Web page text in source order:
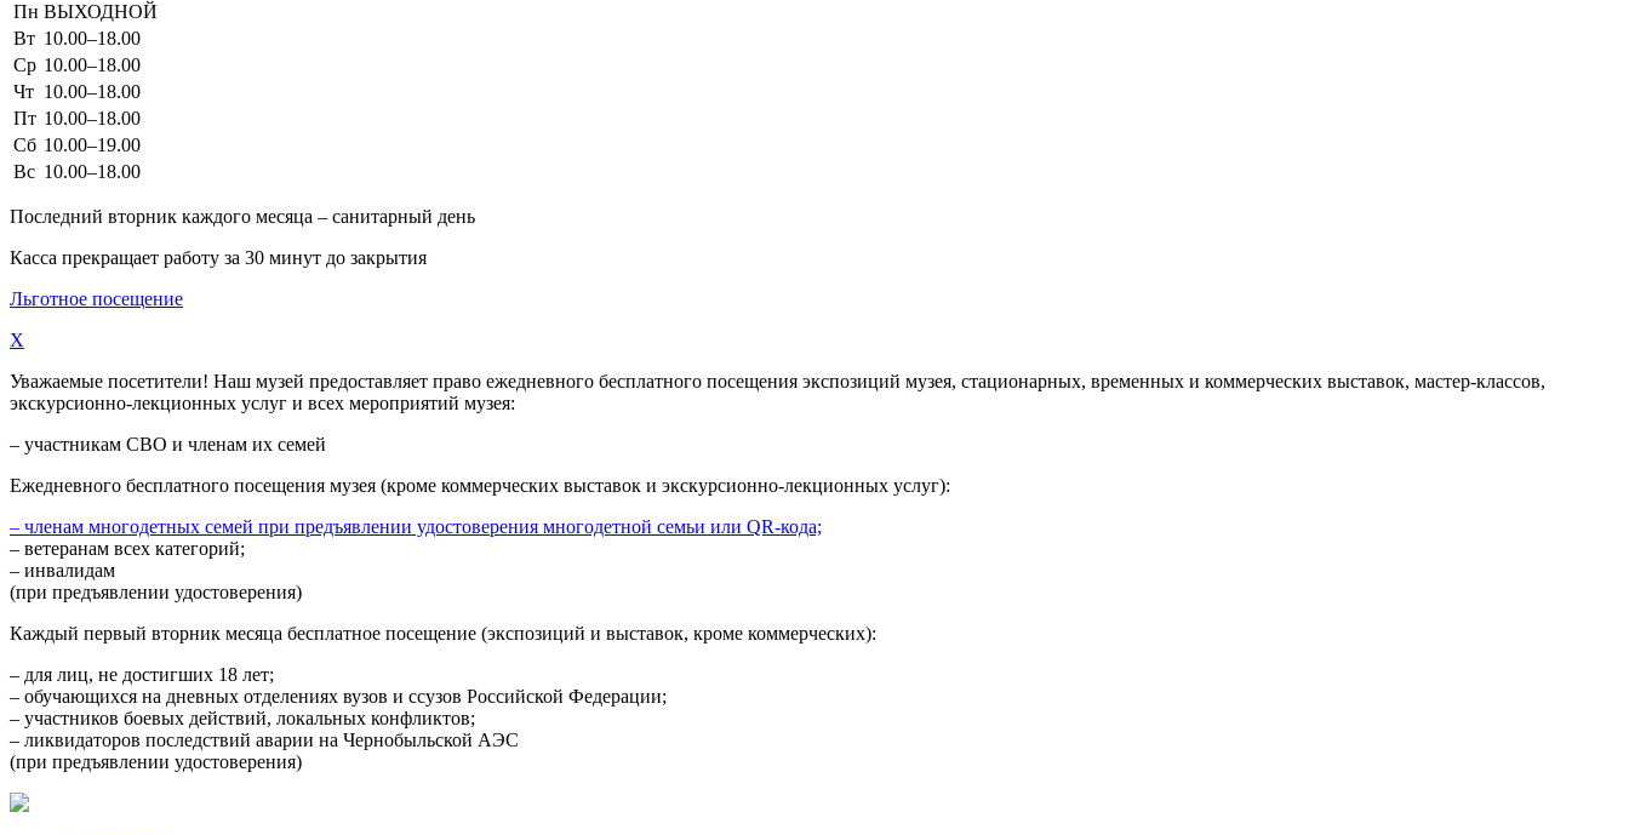
Пн ВЫХОДНОЙ
Вт 10.00–18.00
Ср 10.00–18.00
Чт 10.00–18.00
Пт 10.00–18.00
Сб 10.00–19.00
Вс 10.00–18.00
Последний вторник каждого месяца – санитарный день
Касса прекращает работу за 30 минут до закрытия
Льготное посещение
X
Уважаемые посетители! Наш музей предоставляет право ежедневного бесплатного посещения экспозиций музея, стационарных, временных и коммерческих выставок, мастер-классов,
экскурсионно-лекционных услуг и всех мероприятий музея:
– участникам СВО и членам их семей
Ежедневного бесплатного посещения музея (кроме коммерческих выставок и экскурсионно-лекционных услуг):
– членам многодетных семей при предъявлении удостоверения многодетной семьи или QR-кода;
– ветеранам всех категорий;
– инвалидам
(при предъявлении удостоверения)
Каждый первый вторник месяца бесплатное посещение (экспозиций и выставок, кроме коммерческих):
– для лиц, не достигших 18 лет;
– обучающихся на дневных отделениях вузов и ссузов Российской Федерации;
– участников боевых действий, локальных конфликтов;
– ликвидаторов последствий аварии на Чернобыльской АЭС
(при предъявлении удостоверения)